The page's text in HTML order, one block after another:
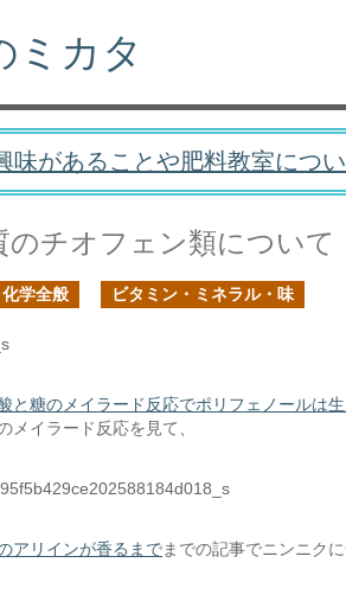
ミカタ
味があることや肥料教室につ
のチオフェン類について
化学全般 ビタミン・ミネラル・味
と糖のメイラード反応でポリフェノールは
メイラード反応を見て、
アリインが香るまでまでの記事でニンニク